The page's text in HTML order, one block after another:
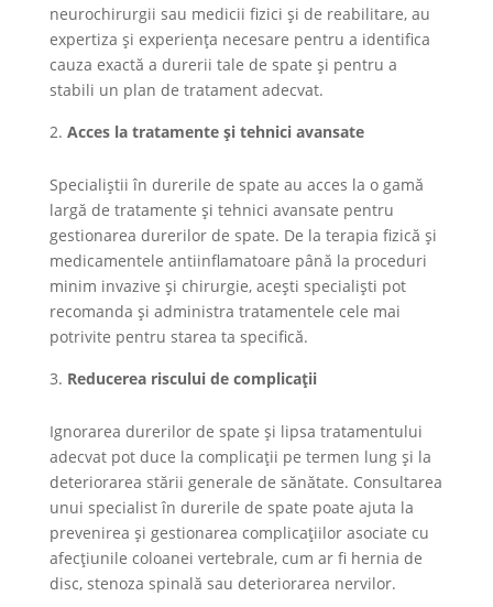
neurochirurgii sau medicii fizici și de reabilitare, au
expertiza și experiența necesare pentru a identifica
cauza exactă a durerii tale de spate și pentru a
stabili un plan de tratament adecvat.
Acces la tratamente și tehnici avansate
Specialiștii în durerile de spate au acces la o gamă
largă de tratamente și tehnici avansate pentru
gestionarea durerilor de spate. De la terapia fizică și
medicamentele antiinflamatoare până la proceduri
minim invazive și chirurgie, acești specialiști pot
recomanda și administra tratamentele cele mai
potrivite pentru starea ta specifică.
Reducerea riscului de complicații
Ignorarea durerilor de spate și lipsa tratamentului
adecvat pot duce la complicații pe termen lung și la
deteriorarea stării generale de sănătate. Consultarea
unui specialist în durerile de spate poate ajuta la
prevenirea și gestionarea complicațiilor asociate cu
afecțiunile coloanei vertebrale, cum ar fi hernia de
disc, stenoza spinală sau deteriorarea nervilor.